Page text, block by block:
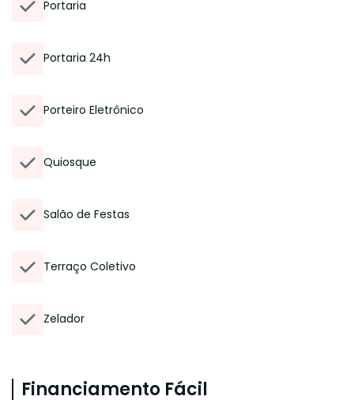
Portaria
Portaria 24h
Porteiro Eletrônico
Quiosque
Salão de Festas
Terraço Coletivo
Zelador
Financiamento Fácil